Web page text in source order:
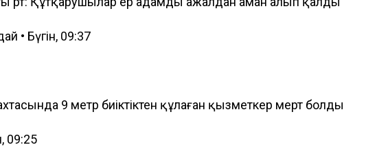
• Бүгін, 09:37
9 метр биіктіктен құлаған қызметкер мерт болды
09:25